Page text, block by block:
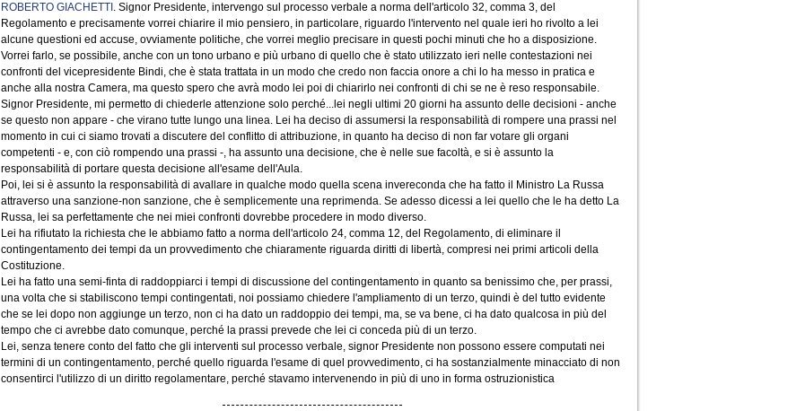
ROBERTO GIACHETTI . Signor Presidente, intervengo sul processo verbale a norma dell'articolo 32, comma 3, del
Regolamento e precisamente vorrei chiarire il mio pensiero, in particolare, riguardo l'intervento nel quale ieri ho rivolto a lei
alcune questioni ed accuse, ovviamente politiche, che vorrei meglio precisare in questi pochi minuti che ho a disposizione.
Vorrei farlo, se possibile, anche con un tono urbano e più urbano di quello che è stato utilizzato ieri nelle contestazioni nei
confronti del vicepresidente Bindi, che è stata trattata in un modo che credo non faccia onore a chi lo ha messo in pratica e
anche alla nostra Camera, ma questo spero che avrà modo lei poi di chiarirlo nei confronti di chi se ne è reso responsabile.
Signor Presidente, mi permetto di chiederle attenzione solo perché...lei negli ultimi 20 giorni ha assunto delle decisioni - anche
se questo non appare - che virano tutte lungo una linea. Lei ha deciso di assumersi la responsabilità di rompere una prassi nel
momento in cui ci siamo trovati a discutere del conflitto di attribuzione, in quanto ha deciso di non far votare gli organi
competenti - e, con ciò rompendo una prassi -, ha assunto una decisione, che è nelle sue facoltà, e si è assunto la
responsabilità di portare questa decisione all'esame dell'Aula.
Poi, lei si è assunto la responsabilità di avallare in qualche modo quella scena invereconda che ha fatto il Ministro La Russa
attraverso una sanzione-non sanzione, che è semplicemente una reprimenda. Se adesso dicessi a lei quello che le ha detto La
Russa, lei sa perfettamente che nei miei confronti dovrebbe procedere in modo diverso.
Lei ha rifiutato la richiesta che le abbiamo fatto a norma dell'articolo 24, comma 12, del Regolamento, di eliminare il
contingentamento dei tempi da un provvedimento che chiaramente riguarda diritti di libertà, compresi nei primi articoli della
Costituzione.
Lei ha fatto una semi-finta di raddoppiarci i tempi di discussione del contingentamento in quanto sa benissimo che, per prassi,
una volta che si stabiliscono tempi contingentati, noi possiamo chiedere l'ampliamento di un terzo, quindi è del tutto evidente
che se lei dopo non aggiunge un terzo, non ci ha dato un raddoppio dei tempi, ma, se va bene, ci ha dato qualcosa in più del
tempo che ci avrebbe dato comunque, perché la prassi prevede che lei ci conceda più di un terzo.
Lei, senza tenere conto del fatto che gli interventi sul processo verbale, signor Presidente non possono essere computati nei
termini di un contingentamento, perché quello riguarda l'esame di quel provvedimento, ci ha sostanzialmente minacciato di non
consentirci l'utilizzo di un diritto regolamentare, perché stavamo intervenendo in più di uno in forma ostruzionistica